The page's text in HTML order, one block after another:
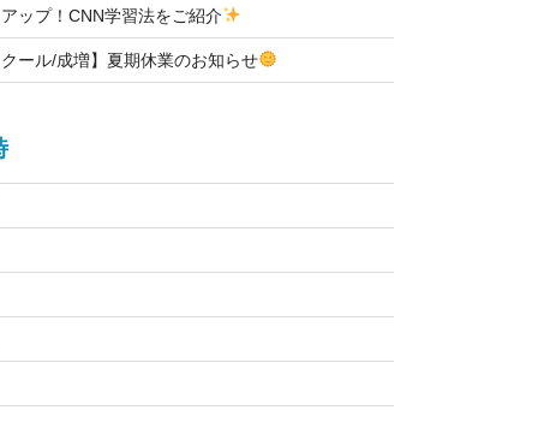
ップ！CNN学習法をご紹介
クール/成増】夏期休業のお知らせ